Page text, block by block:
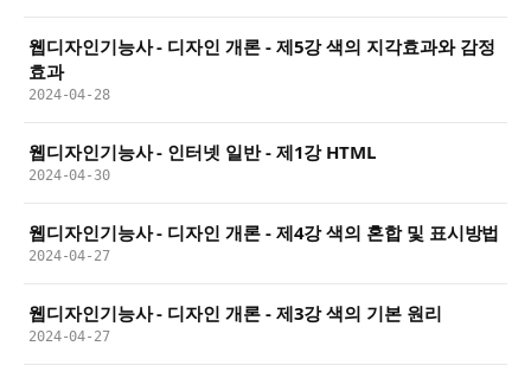
웹디자인기능사 - 디자인 개론 - 제5강 색의 지각효과와 감정
효과
2024-04-28
웹디자인기능사 - 인터넷 일반 - 제1강 HTML
2024-04-30
웹디자인기능사 - 디자인 개론 - 제4강 색의 혼합 및 표시방법
2024-04-27
웹디자인기능사 - 디자인 개론 - 제3강 색의 기본 원리
2024-04-27